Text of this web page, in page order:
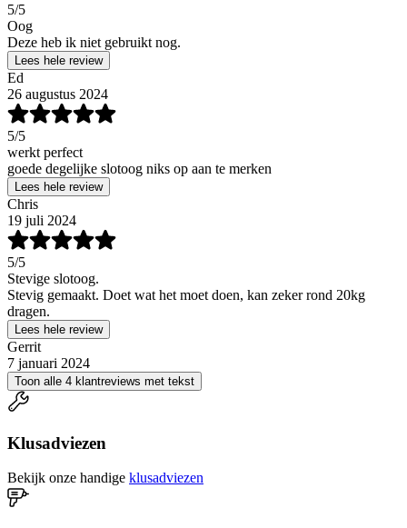
5/5
Oog
Deze heb ik niet gebruikt nog.
Lees hele review
Ed
26 augustus 2024
5/5
werkt perfect
goede degelijke slotoog niks op aan te merken
Lees hele review
Chris
19 juli 2024
5/5
Stevige slotoog.
Stevig gemaakt. Doet wat het moet doen, kan zeker rond 20kg
dragen.
Lees hele review
Gerrit
7 januari 2024
Toon alle 4 klantreviews met tekst
Klusadviezen
Bekijk onze handige klusadviezen